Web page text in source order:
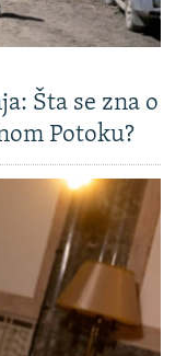
Šta se zna o
Potoku?